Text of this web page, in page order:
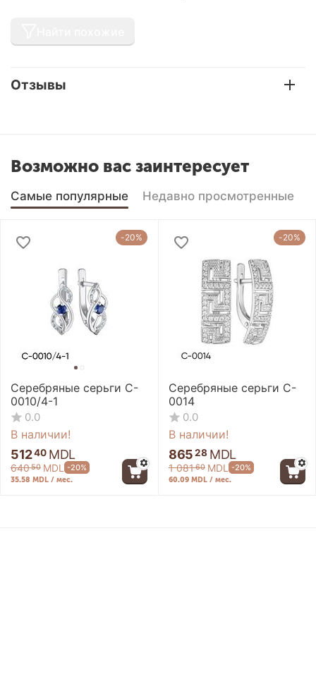
Отзывы
Возможно вас заинтересует
Самые популярные Недавно просмотренные
-20%
Серебряные серьги C-
0010/4-1
0.0
В наличии!
51240 MDL
64050 MDL -20%
35.58 MDL / мес.
-20%
Серебряные серьги C-
0014
0.0
В наличии!
86528 MDL
1 08160 MDL -20%
60.09 MDL / мес.